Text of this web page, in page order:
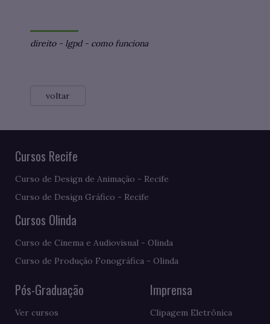
direito- lgpd- como funciona
voltar
Cursos Recife
Curso de Design de Animação - Recife
Curso de Design Gráfico - Recife
Cursos Olinda
Curso de Cinema e Audiovisual - Olinda
Curso de Produção Fonográfica - Olinda
Pós-Graduação
Ver cursos
Imprensa
Clipagem Eletrônica